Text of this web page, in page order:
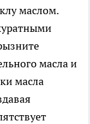
маслом.
масла и
масла